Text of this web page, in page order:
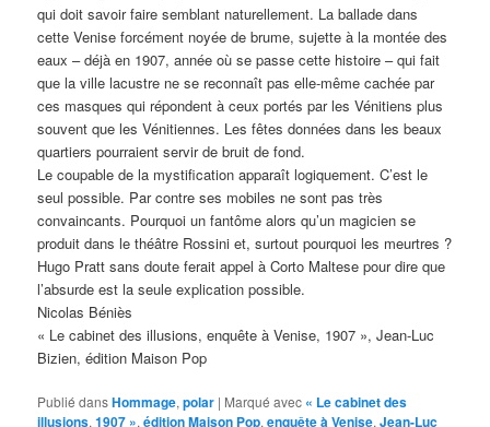
qui doit savoir faire semblant naturellement. La ballade dans
cette Venise forcément noyée de brume, sujette à la montée des
eaux – déjà en 1907, année où se passe cette histoire – qui fait
que la ville lacustre ne se reconnaît pas elle-même cachée par
ces masques qui répondent à ceux portés par les Vénitiens plus
souvent que les Vénitiennes. Les fêtes données dans les beaux
quartiers pourraient servir de bruit de fond.
Le coupable de la mystification apparaît logiquement. C’est le
seul possible. Par contre ses mobiles ne sont pas très
convaincants. Pourquoi un fantôme alors qu’un magicien se
produit dans le théâtre Rossini et, surtout pourquoi les meurtres ?
Hugo Pratt sans doute ferait appel à Corto Maltese pour dire que
l’absurde est la seule explication possible.
Nicolas Béniès
« Le cabinet des illusions, enquête à Venise, 1907 », Jean-Luc
Bizien, édition Maison Pop
Publié dansHommage,polar | Marqué avec « Le cabinet des
illusions,1907 »,édition Maison Pop,enquête à Venise,Jean-Luc